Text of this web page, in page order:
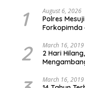
1 August 6, 2026
Polres
Forkopimda
2 March 16, 2019
2 Hari
March 16, 2019